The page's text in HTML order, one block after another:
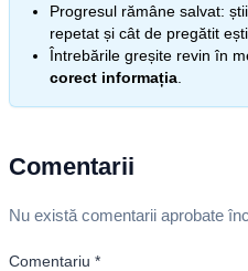
Progresul rămâne salvat:
repetat și cât de pregătit ești.
Întrebările greșite revin în
corect informația
Comentarii
Nu există comentarii aprobate
Comentariu *